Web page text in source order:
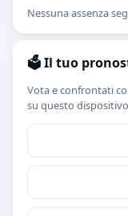
Nessuna assenza
🗳️ Il tuo
Vota e confrontati
su questo